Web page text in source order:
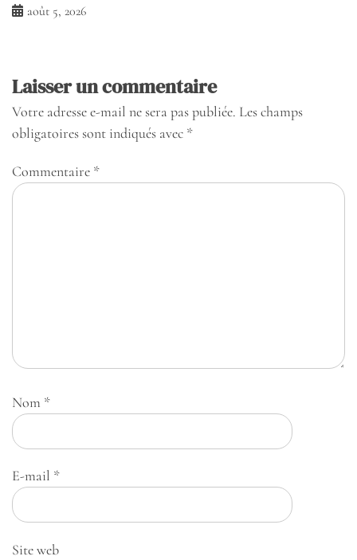
août 5, 2026
Laisser un commentaire
Votre adresse e-mail ne sera pas publiée. Les champs
obligatoires sont indiqués avec *
Commentaire *
Nom *
E-mail *
Site web